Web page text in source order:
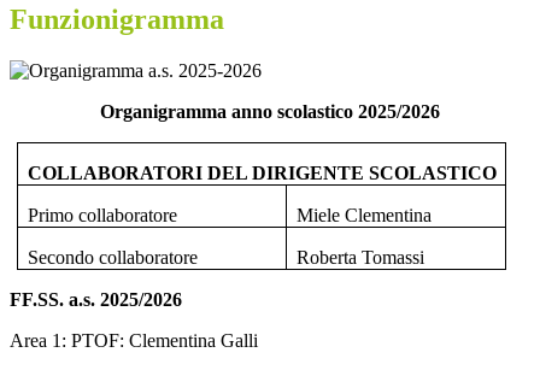
Funzionigramma
Organigramma anno scolastico 2025/2026
COLLABORATORI DEL DIRIGENTE SCOLASTICO
Primo collaboratore Miele Clementina
Secondo collaboratore Roberta Tomassi
FF.SS. a.s. 2025/2026
Area 1: PTOF: Clementina Galli